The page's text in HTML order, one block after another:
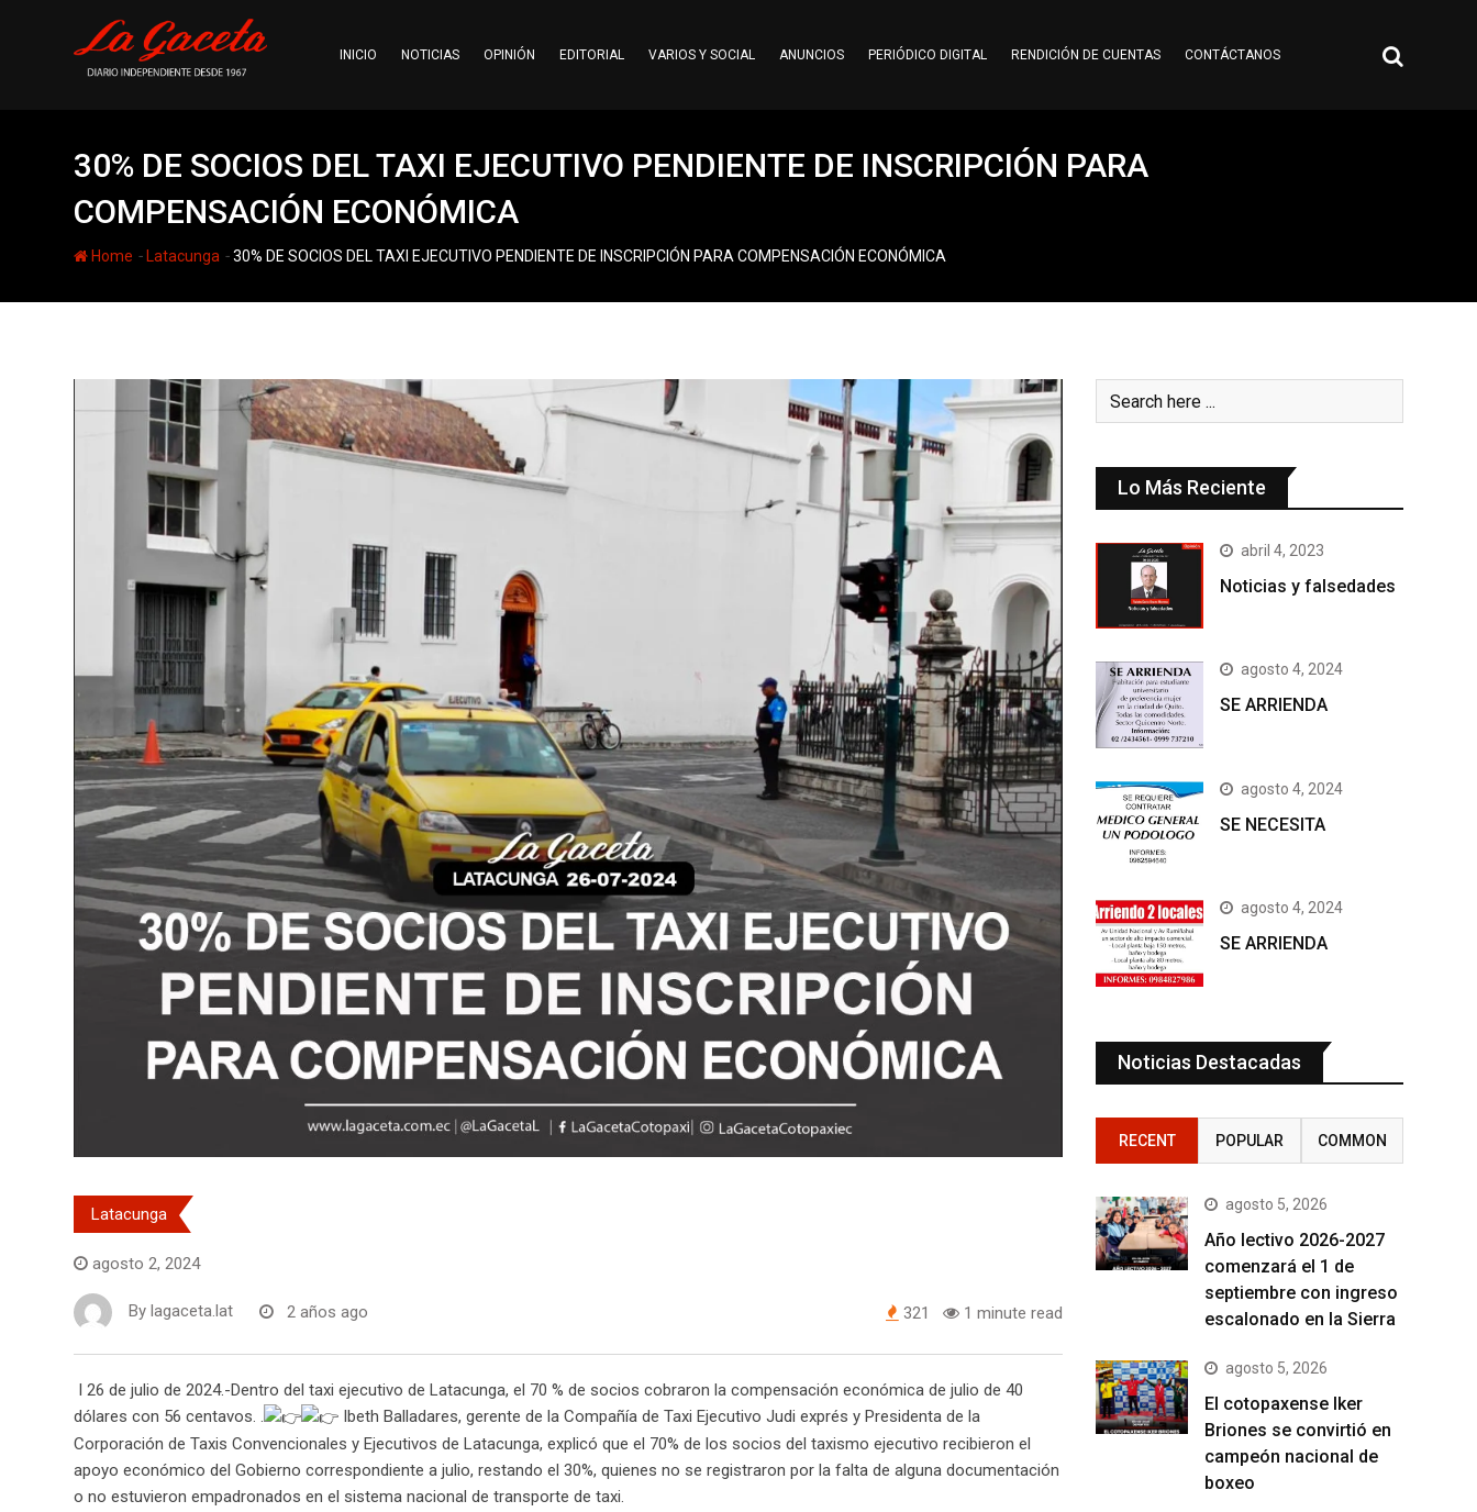
INICIO NOTICIAS OPINIÓN EDITORIAL VARIOS Y SOCIAL ANUNCIOS PERIÓDICO DIGITAL RENDICIÓN DE CUENTAS CONTÁCTANOS
30% DE SOCIOS DEL TAXI EJECUTIVO PENDIENTE DE INSCRIPCIÓN PARA
COMPENSACIÓN ECONÓMICA
Home - Latacunga -30% DE SOCIOS DEL TAXI EJECUTIVO PENDIENTE DE INSCRIPCIÓN PARA COMPENSACIÓN ECONÓMICA
Latacunga
agosto 2, 2024
By lagaceta.lat 2 años ago 321 1 minute read
I 26 de julio de 2024.-Dentro del taxi ejecutivo de Latacunga, el 70 % de socios cobraron la compensación económica de julio de 40
dólares con 56 centavos. .
Ibeth Balladares, gerente de la Compañía de Taxi Ejecutivo Judi exprés y Presidenta de la
Corporación de Taxis Convencionales y Ejecutivos de Latacunga, explicó que el 70% de los socios del taxismo ejecutivo recibieron el
apoyo económico del Gobierno correspondiente a julio, restando el 30%, quienes no se registraron por la falta de alguna documentación
o no estuvieron empadronados en el sistema nacional de transporte de taxi.
Lo Más Reciente
abril 4, 2023
Noticias y falsedades
agosto 4, 2024
SE ARRIENDA
agosto 4, 2024
SE NECESITA
agosto 4, 2024
SE ARRIENDA
Noticias Destacadas
RECENT POPULAR COMMON
agosto 5, 2026
Año lectivo 2026-2027
comenzará el 1 de
septiembre con ingreso
escalonado en la Sierra
agosto 5, 2026
El cotopaxense Iker
Briones se convirtió en
campeón nacional de
boxeo